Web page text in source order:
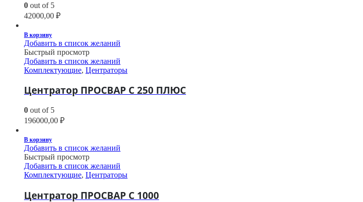
0 out of 5
42000,00 ₽
В корзину
Добавить в список желаний
Быстрый просмотр
Добавить в список желаний
Комплектующие, Центраторы
Центратор ПРОСВАР С 250 ПЛЮС
0 out of 5
196000,00 ₽
В корзину
Добавить в список желаний
Быстрый просмотр
Добавить в список желаний
Комплектующие, Центраторы
Центратор ПРОСВАР С 1000